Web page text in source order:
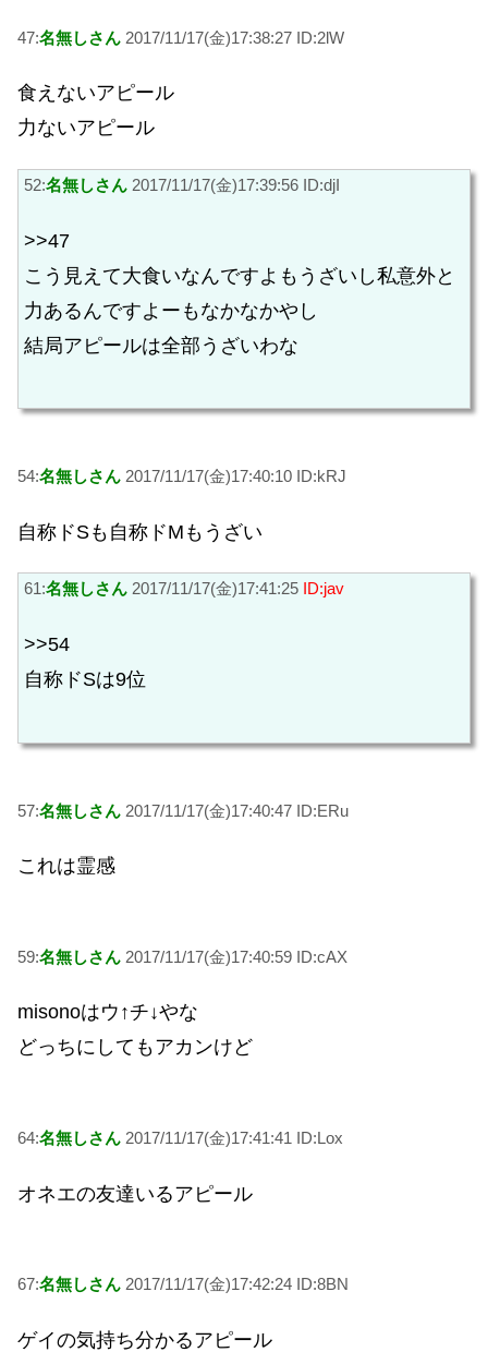
47:名無しさん 2017/11/17(金)17:38:27 ID:2lW
食えないアピール
力ないアピール
52:名無しさん 2017/11/17(金)17:39:56 ID:djI
>>47
こう見えて大食いなんですよもうざいし私意外と
力あるんですよーもなかなかやし
結局アピールは全部うざいわな
54:名無しさん 2017/11/17(金)17:40:10 ID:kRJ
自称ドSも自称ドMもうざい
61:名無しさん 2017/11/17(金)17:41:25 ID:jav
>>54
自称ドSは9位
57:名無しさん 2017/11/17(金)17:40:47 ID:ERu
これは霊感
59:名無しさん 2017/11/17(金)17:40:59 ID:cAX
misonoはウ↑チ↓やな
どっちにしてもアカンけど
64:名無しさん 2017/11/17(金)17:41:41 ID:Lox
オネエの友達いるアピール
67:名無しさん 2017/11/17(金)17:42:24 ID:8BN
ゲイの気持ち分かるアピール